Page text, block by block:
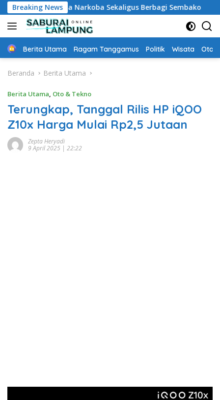
Langsung
ke
konten
Breaking News
Bahaya Narkoba Sekaligus Berbagi Sembako Kritik
Home
Berita Utama Ragam Tanggamus Politik Wisata Oto
Beranda Berita Utama
Berita Utama, Oto & Tekno
Terungkap, Tanggal Rilis HP iQOO
Z10x Harga Mulai Rp2,5 Jutaan
Zepta Heryadi
9 April 2025 | 22:22